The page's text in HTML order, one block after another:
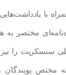
با
مختصر به‌‌
سنسکریت را
مختص پویندگان